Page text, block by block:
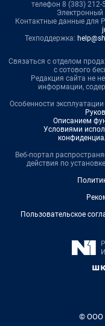
телефон 8 (383) 212-
Электронный
Контактные данные для
Техподдержка:
Связаться с отделом
с сотового
Редакция сайта не
информации,
Особенности
Описанием
Условиями
Веб-портал
действия по
Пользовательское
© ООО